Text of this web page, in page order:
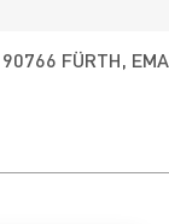
90766 FÜRTH,